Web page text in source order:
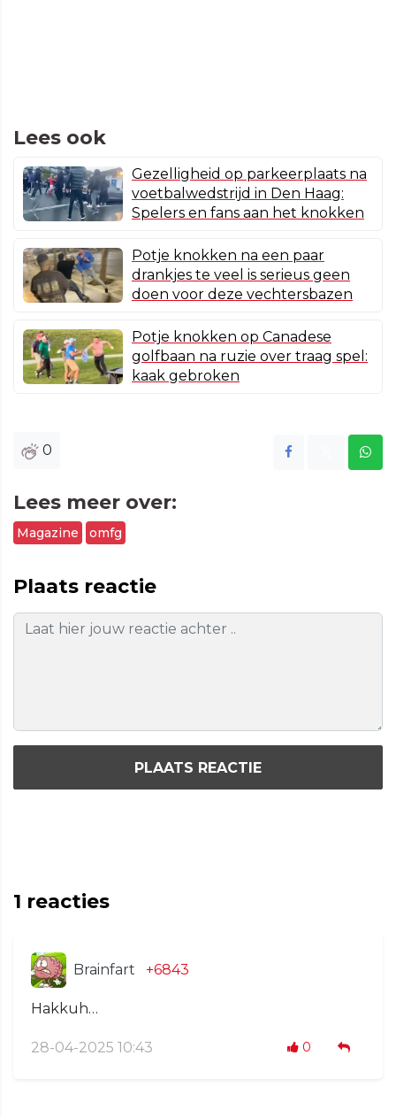
Lees ook
Gezelligheid op parkeerplaats na
voetbalwedstrijd in Den Haag:
Spelers en fans aan het knokken
Potje knokken na een paar
drankjes te veel is serieus geen
doen voor deze vechtersbazen
Potje knokken op Canadese
golfbaan na ruzie over traag spel:
kaak gebroken
0
Lees meer over:
Magazine omfg
Plaats reactie
PLAATS REACTIE
1 reacties
Brainfart +6843
Hakkuh…
28-04-2025 10:43 0